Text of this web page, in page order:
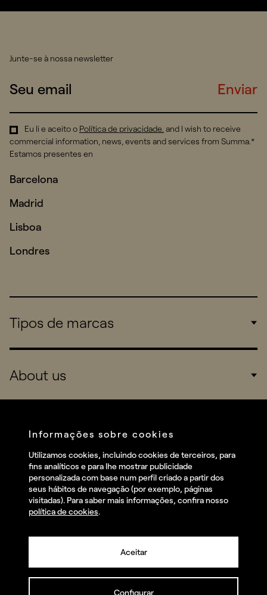
Junte-se à nossa newsletter
Enviar
Eu li e aceito o Política de privacidade. and I wish to receive
commercial information, news, events and services from Summa.*
Estamos presentes en
Barcelona
Madrid
Lisboa
Londres
Tipos de marcas
Consumers
Startups
About us
Services
Talent
Contact
Linkedin
Instagram
Facebook
Informações sobre cookies
Utilizamos cookies, incluindo cookies de terceiros, para
fins analíticos e para lhe mostrar publicidade
personalizada com base num perfil criado a partir dos
seus hábitos de navegação (por exemplo, páginas
visitadas). Para saber mais informações, confira nosso
política de cookies.
Aceitar
Configurar